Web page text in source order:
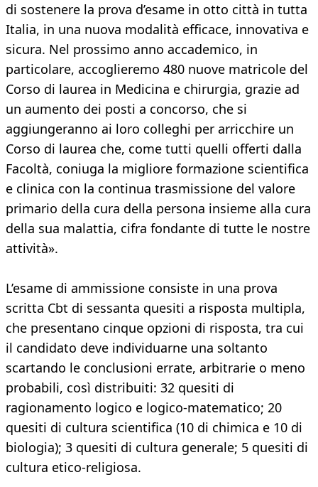
di sostenere la prova d’esame in otto città in tutta
Italia, in una nuova modalità efficace, innovativa e
sicura. Nel prossimo anno accademico, in
particolare, accoglieremo 480 nuove matricole del
Corso di laurea in Medicina e chirurgia, grazie ad
un aumento dei posti a concorso, che si
aggiungeranno ai loro colleghi per arricchire un
Corso di laurea che, come tutti quelli offerti dalla
Facoltà, coniuga la migliore formazione scientifica
e clinica con la continua trasmissione del valore
primario della cura della persona insieme alla cura
della sua malattia, cifra fondante di tutte le nostre
attività».
L’esame di ammissione consiste in una prova
scritta Cbt di sessanta quesiti a risposta multipla,
che presentano cinque opzioni di risposta, tra cui
il candidato deve individuarne una soltanto
scartando le conclusioni errate, arbitrarie o meno
probabili, così distribuiti: 32 quesiti di
ragionamento logico e logico-matematico; 20
quesiti di cultura scientifica (10 di chimica e 10 di
biologia); 3 quesiti di cultura generale; 5 quesiti di
cultura etico-religiosa.